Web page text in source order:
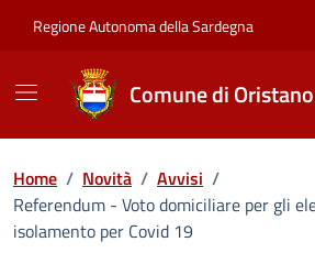
Regione Autonoma della Sardegna
Comune di Oristano
Home / Novità / Avvisi /
Referendum - Voto domiciliare per gli
isolamento per Covid 19